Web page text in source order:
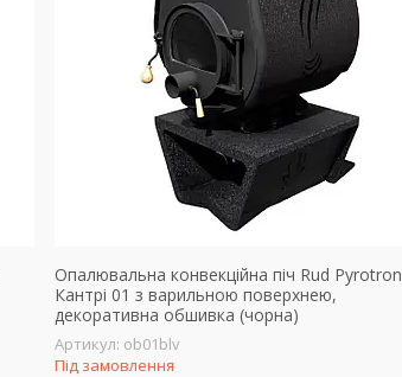
Опалювальна конвекційна піч Rud Pyrotron
Кантрі 01 з варильною поверхнею,
декоративна обшивка (чорна)
ob01blv
Під замовлення